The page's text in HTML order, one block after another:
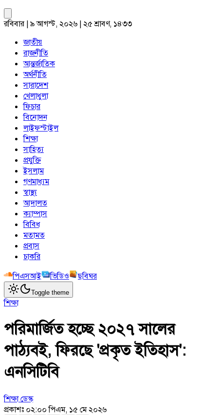
রবিবার | ৯ আগস্ট, ২০২৬ | ২৫ শ্রাবণ, ১৪৩৩
জাতীয়
রাজনীতি
আন্তর্জাতিক
অর্থনীতি
সারাদেশ
খেলাধুলা
ফিচার
বিনোদন
লাইফস্টাইল
শিক্ষা
সাহিত্য
প্রযুক্তি
ইসলাম
গণমাধ্যম
স্বাস্থ্য
আদালত
ক্যাম্পাস
বিবিধ
মতামত
প্রবাস
চাকরি
পিএসআই
ভিডিও ছবিঘর
Toggle theme
শিক্ষা
পরিমার্জিত হচ্ছে ২০২৭ সালের
পাঠ্যবই, ফিরছে 'প্রকৃত ইতিহাস':
এনসিটিবি
শিক্ষা ডেস্ক
প্রকাশঃ ০২:০০ পিএম, ১৫ মে ২০২৬